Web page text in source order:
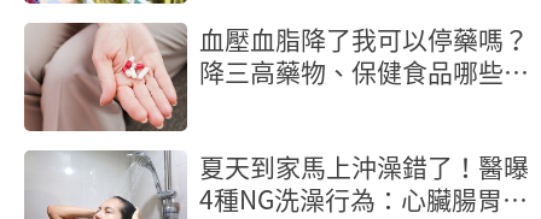
血壓血脂降了我可以停藥嗎？
降三高藥物、保健食品哪些不
夏天到家馬上沖澡錯了！醫曝
4種NG洗澡行為：心臟腸胃都